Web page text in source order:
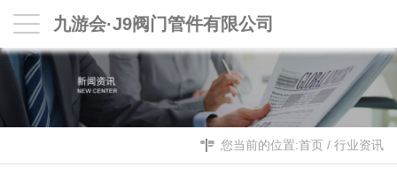
九游会·J9阀门管件有限公司
您当前的位置:首页 / 行业资讯